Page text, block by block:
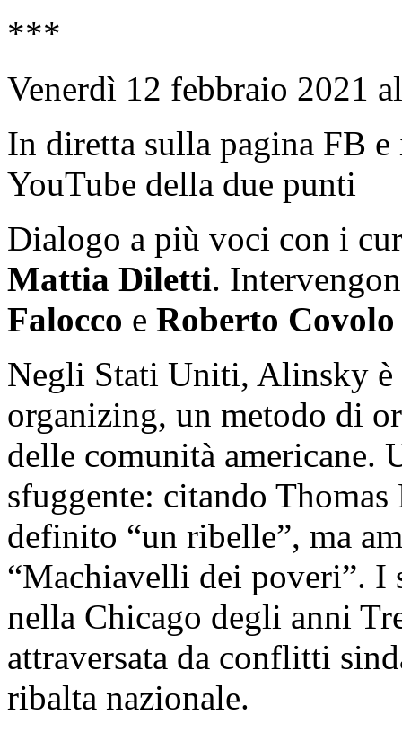
***
Venerdì 12 febbraio 2021
In diretta sulla pagina FB
YouTube della due punti
Dialogo a più voci con i
Mattia Diletti.
Falocco e Roberto Covolo
Negli Stati Uniti, Alinsky
organizing, un metodo di
delle comunità americane.
sfuggente: citando Thomas
definito “un ribelle”, ma
“Machiavelli dei poveri”. I
nella Chicago degli anni
attraversata da conflitti
ribalta nazionale.